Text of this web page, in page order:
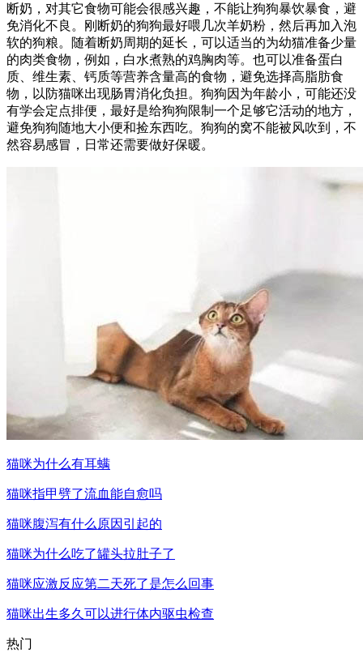
断奶，对其它食物可能会很感兴趣，不能让狗狗暴饮暴食，避
免消化不良。刚断奶的狗狗最好喂几次羊奶粉，然后再加入泡
软的狗粮。随着断奶周期的延长，可以适当的为幼猫准备少量
的肉类食物，例如，白水煮熟的鸡胸肉等。也可以准备蛋白
质、维生素、钙质等营养含量高的食物，避免选择高脂肪食
物，以防猫咪出现肠胃消化负担。狗狗因为年龄小，可能还没
有学会定点排便，最好是给狗狗限制一个足够它活动的地方，
避免狗狗随地大小便和捡东西吃。狗狗的窝不能被风吹到，不
然容易感冒，日常还需要做好保暖。
猫咪为什么有耳螨
猫咪指甲劈了流血能自愈吗
猫咪腹泻有什么原因引起的
猫咪为什么吃了罐头拉肚子了
猫咪应激反应第二天死了是怎么回事
猫咪出生多久可以进行体内驱虫检查
热门